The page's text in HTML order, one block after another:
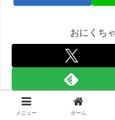
おにくち
メニュー ホーム